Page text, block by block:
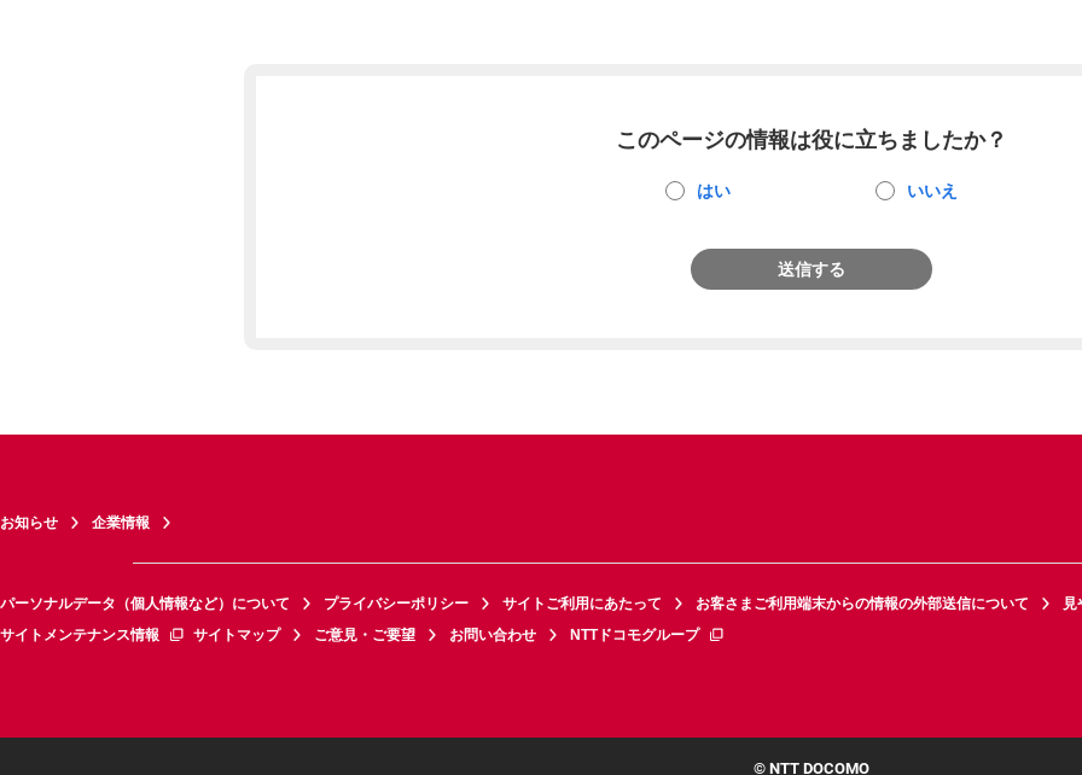
このページの情報は役に立ちましたか？
はい いいえ
送信する
お知らせ 企業情報
パーソナルデータ（個人情報など）について プライバシーポリシー サイトご利用にあたって お客さまご利用端末からの情報の外部送信について
見
サイトメンテナンス情報
サイトマップ ご意見・ご要望 お問い合わせ NTTドコモグループ
© NTT DOCOMO